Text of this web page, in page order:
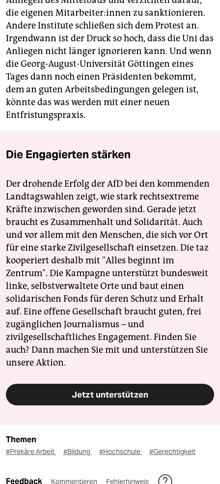
die eigenen Mit­ar­bei­te­r:in­nen zu sanktionieren.
Andere Institute schließen sich dem Protest an.
Irgendwann ist der Druck so hoch, dass die Uni das
Anliegen nicht länger ignorieren kann. Und wenn
die Georg-August-Universität Göttingen eines
Tages dann noch einen Präsidenten bekommt,
dem an guten Arbeitsbedingungen gelegen ist,
könnte das was werden mit einer neuen
Entfristungspraxis.
Die Engagierten stärken
Der drohende Erfolg der AfD bei den kommenden
Landtagswahlen zeigt, wie stark rechtsextreme
Kräfte inzwischen geworden sind. Gerade jetzt
braucht es Zusammenhalt und Solidarität. Auch
und vor allem mit den Menschen, die sich vor Ort
für eine starke Zivilgesellschaft einsetzen. Die taz
kooperiert deshalb mit "Alles beginnt im
Zentrum". Die Kampagne unterstützt bundesweit
linke, selbstverwaltete Orte und baut einen
solidarischen Fonds für deren Schutz und Erhalt
auf. Eine offene Gesellschaft braucht guten, frei
zugänglichen Journalismus – und
zivilgesellschaftliches Engagement. Finden Sie
auch? Dann machen Sie mit und unterstützen Sie
unsere Aktion.
Jetzt unterstützen
Themen
#Prekäre Arbeit #Bildung #Hochschule #Gerechtigkeit
Feedback Kommentieren Fehlerhinweis